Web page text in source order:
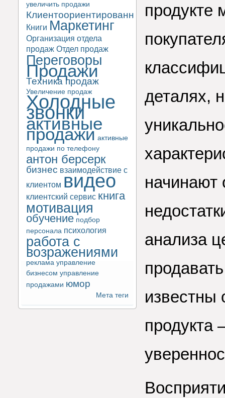
увеличить продажи
Клиентоориентированность
Книги Маркетинг
Организация отдела
продаж Отдел продаж
Переговоры
Продажи
Техника продаж
Увеличение продаж
Холодные
звонки
активные
продажи активные
продажи по телефону
антон берсерк
бизнес взаимодействие с
клиентом видео
клиентский сервис книга
мотивация
обучение подбор
персонала психология
работа с
возражениями
реклама управление
бизнесом управление
продажами юмор
Мета теги
продукте
деталях,
начинают
анализа
известны
продукта